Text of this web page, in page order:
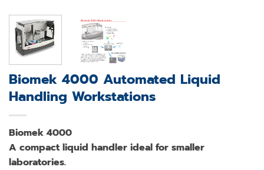
Biomek 4000 Automated Liquid
Handling Workstations
Biomek 4000
A compact liquid handler ideal for smaller
laboratories.